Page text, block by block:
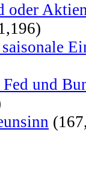
oder
und